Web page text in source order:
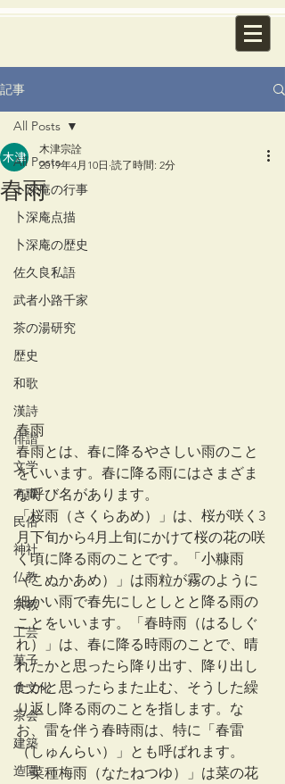
記事
All Posts
卜深庵の行事
卜深庵点描
卜深庵の歴史
佐久良私語
武者小路千家
茶の湯研究
歴史
和歌
漢詩
俳諧
文学
有職
民俗
神社
仏教
宗教
工芸
菓子
食文化
茶会
建築
造園
All Posts
春雨
木津宗詮
2019年4月10日 読了時間: 2分
春雨
春雨とは、春に降るやさしい雨のこと
をいいます。春に降る雨にはさまざま
な呼び名があります。
「桜雨（さくらあめ）」は、桜が咲く3
月下旬から4月上旬にかけて桜の花の咲
く頃に降る雨のことです。「小糠雨
（こぬかあめ）」は雨粒が霧のように
細かい雨で春先にしとしとと降る雨の
ことをいいます。「春時雨（はるしぐ
れ）」は、春に降る時雨のことで、晴
れたかと思ったら降り出す、降り出し
たかと思ったらまた止む、そうした繰
り返し降る雨のことを指します。な
お、雷を伴う春時雨は、特に「春雷
（しゅんらい）」とも呼ばれます。
「菜種梅雨（なたねつゆ）」は菜の花